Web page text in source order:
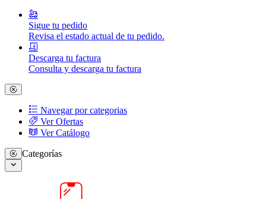
Sigue tu pedido
Revisa el estado actual de tu pedido.
Descarga tu factura
Consulta y descarga tu factura
Navegar por categorias
Ver Ofertas
Ver Catálogo
Categorías